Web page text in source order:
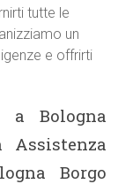
tutte le
un
e offrirti
a Bologna
Assistenza
Borgo